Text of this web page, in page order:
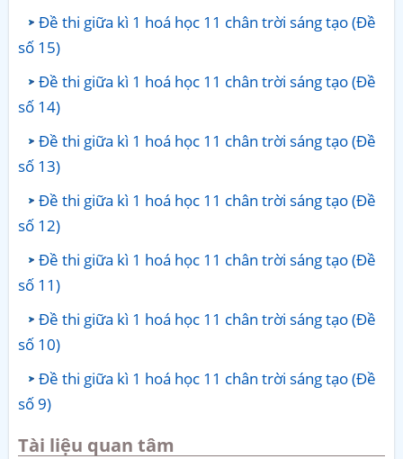
Đề thi giữa kì 1 hoá học 11 chân trời sáng tạo (Đề
số 15)
Đề thi giữa kì 1 hoá học 11 chân trời sáng tạo (Đề
số 14)
Đề thi giữa kì 1 hoá học 11 chân trời sáng tạo (Đề
số 13)
Đề thi giữa kì 1 hoá học 11 chân trời sáng tạo (Đề
số 12)
Đề thi giữa kì 1 hoá học 11 chân trời sáng tạo (Đề
số 11)
Đề thi giữa kì 1 hoá học 11 chân trời sáng tạo (Đề
số 10)
Đề thi giữa kì 1 hoá học 11 chân trời sáng tạo (Đề
số 9)
Tài liệu quan tâm